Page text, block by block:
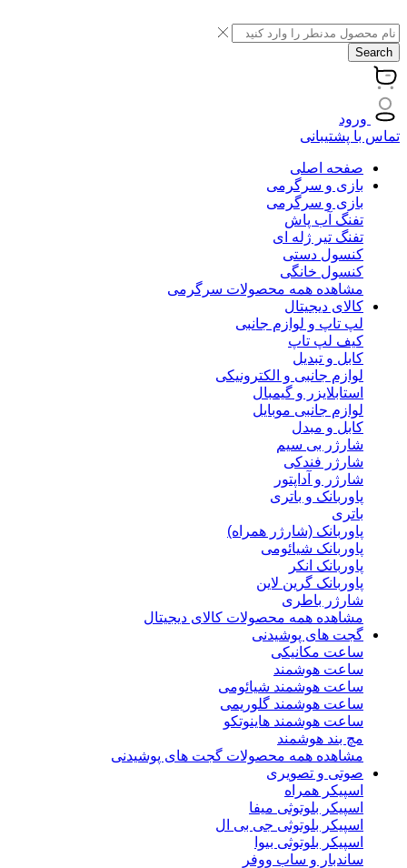
Search
ورود
تماس با پشتیبانی
صفحه اصلی
بازی و سرگرمی
بازی و سرگرمی
تفنگ آب پاش
تفنگ تیر ژله ای
کنسول دستی
کنسول خانگی
مشاهده همه محصولات سرگرمی
کالای دیجیتال
لپ تاپ و لوازم جانبی
کیف لپ تاپ
کابل و تبدیل
لوازم جانبی و الکترونیکی
استابلایزر و گیمبال
لوازم جانبی موبایل
کابل و مبدل
شارژر بی سیم
شارژر فندکی
شارژر و آداپتور
پاوربانک و باتری
باتری
پاوربانک (شارژر همراه)
پاوربانک شیائومی
پاوربانک انکر
پاوربانک گرین لاین
شارژر باطری
مشاهده همه محصولات کالای دیجیتال
گجت های پوشیدنی
ساعت مکانیکی
ساعت هوشمند
ساعت هوشمند شیائومی
ساعت هوشمند گلوریمی
ساعت هوشمند هاینوتکو
مچ بند هوشمند
مشاهده همه محصولات گجت های پوشیدنی
صوتی و تصویری
اسپیکر همراه
اسپیکر بلوتوثی میفا
اسپیکر بلوتوثی جی بی ال
اسپیکر بلوتوثی بیوا
ساندبار و ساب ووفر